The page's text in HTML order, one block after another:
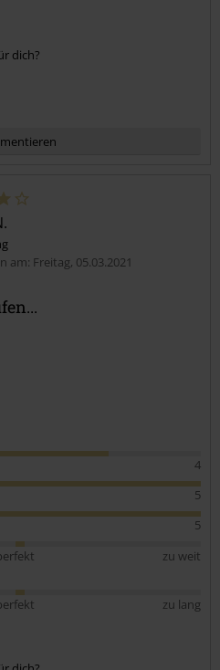
dich?
am: Freitag, 05.03.2021
4
5
5
zu weit
zu lang